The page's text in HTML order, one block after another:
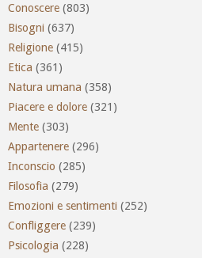
Conoscere (803)
Bisogni (637)
Religione (415)
Etica (361)
Natura umana (358)
Piacere e dolore (321)
Mente (303)
Appartenere (296)
Inconscio (285)
Filosofia (279)
Emozioni e sentimenti (252)
Confliggere (239)
Psicologia (228)